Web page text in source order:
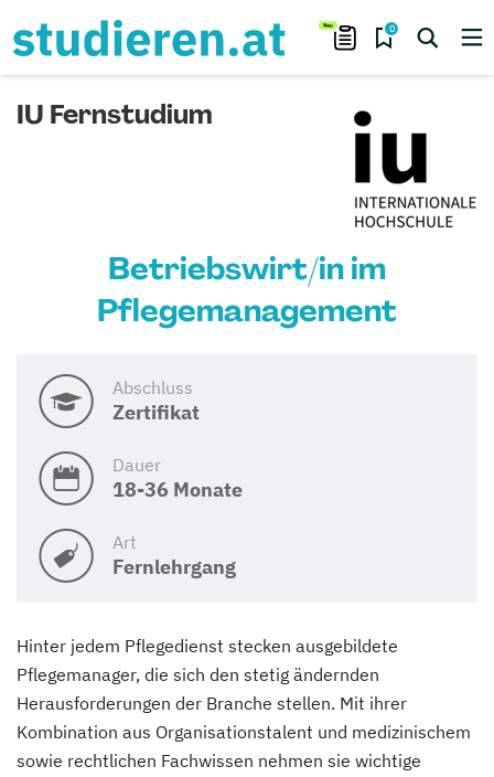
0
IU Fernstudium
Betriebswirt/in im
Pflegemanagement
Abschluss
Zertifikat
Dauer
18-36 Monate
Art
Fernlehrgang
Hinter jedem Pflegedienst stecken ausgebildete
Pflegemanager, die sich den stetig ändernden
Herausforderungen der Branche stellen. Mit ihrer
Kombination aus Organisationstalent und medizinischem
sowie rechtlichen Fachwissen nehmen sie wichtige